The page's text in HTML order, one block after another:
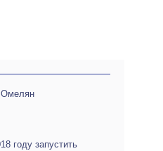
году запустить